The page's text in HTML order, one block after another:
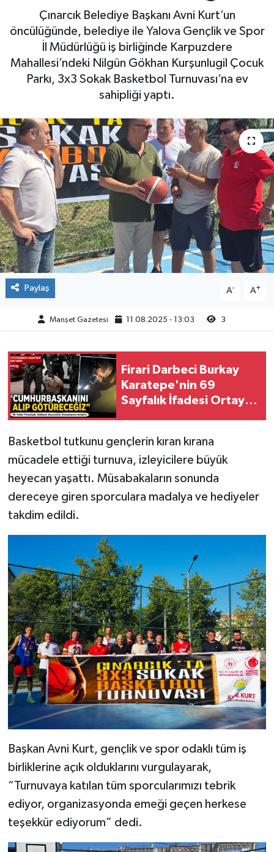
Çınarcık Belediye Başkanı Avni Kurt’un
öncülüğünde, belediye ile Yalova Gençlik ve Spor
İl Müdürlüğü iş birliğinde Karpuzdere
Mahallesi’ndeki Nilgün Gökhan Kurşunlugil Çocuk
Parkı, 3x3 Sokak Basketbol Turnuvası’na ev
sahipliği yaptı.
Paylaş A- A+
Manşet Gazetesi 11.08.2025 - 13:03 3
Firari Darbeci Burkay
Karatepe'nin 69
Sayfalık İfadesi Ortaya
Basketbol tutkunu gençlerin kıran kırana
mücadele ettiği turnuva, izleyicilere büyük
heyecan yaşattı. Müsabakaların sonunda
dereceye giren sporculara madalya ve hediyeler
takdim edildi.
Başkan Avni Kurt, gençlik ve spor odaklı tüm iş
birliklerine açık olduklarını vurgulayarak,
“Turnuvaya katılan tüm sporcularımızı tebrik
ediyor, organizasyonda emeği geçen herkese
teşekkür ediyorum” dedi.
Yaşam